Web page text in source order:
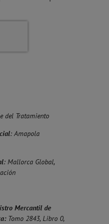
del Tratamiento
: Amapola
: Mallorca Global,
Mercantil de
Tomo 2843, Libro 0,